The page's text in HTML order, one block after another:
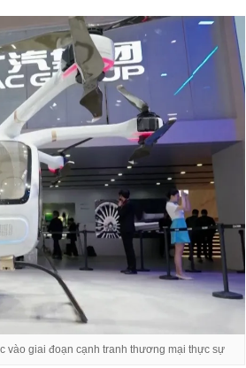
vào giai đoạn cạnh tranh thương mại thực sự